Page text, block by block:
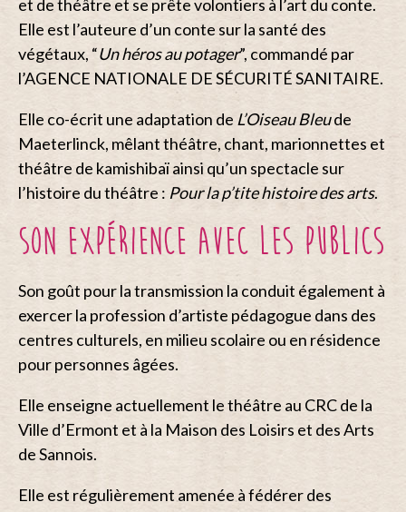
et de théâtre et se prête volontiers à l’art du conte.
Elle est l’auteure d’un conte sur la santé des
végétaux, “Un héros au potager”, commandé par
l’AGENCE NATIONALE DE SÉCURITÉ SANITAIRE.
Elle co-écrit une adaptation de L’Oiseau Bleude
Maeterlinck, mêlant théâtre, chant, marionnettes et
théâtre de kamishibaï ainsi qu’un spectacle sur
l’histoire du théâtre : Pour la p’tite histoire des arts.
SON EXPÉRIENCE AVEC LES PUBLICS
Son goût pour la transmission la conduit également à
exercer la profession d’artiste pédagogue dans des
centres culturels, en milieu scolaire ou en résidence
pour personnes âgées.
Elle enseigne actuellement le théâtre au CRC de la
Ville d’Ermont et à la Maison des Loisirs et des Arts
de Sannois.
Elle est régulièrement amenée à fédérer des